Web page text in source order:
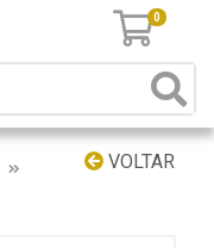
0
VOLTAR